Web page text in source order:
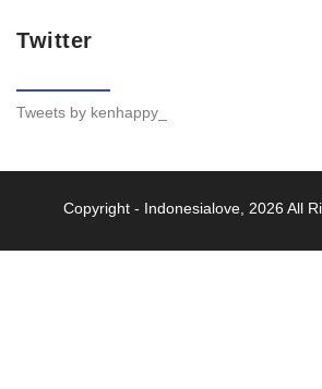
Twitter
Tweets by kenhappy_
Copyright - Indonesialove, 2026 All